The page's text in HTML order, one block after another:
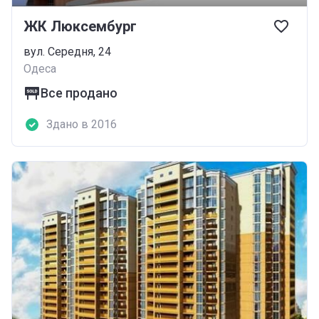
ЖК Люксембург
вул. Середня, 24
Одеса
Все продано
Здано в 2016